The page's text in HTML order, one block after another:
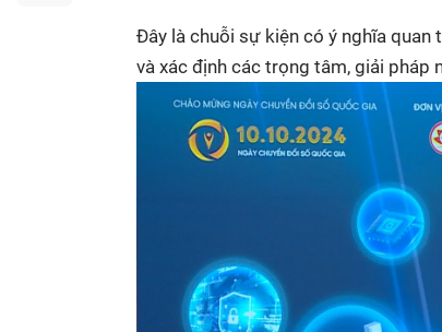
Không gian văn hóa
Hồ Chí Minh
Chuyển đổi số
ngủ
Chậm
Bé
Mái
Việt
Các
Các
khác
Đây là chuỗi sự kiện có ý nghĩa quan
và xác định các trọng tâm, giải pháp